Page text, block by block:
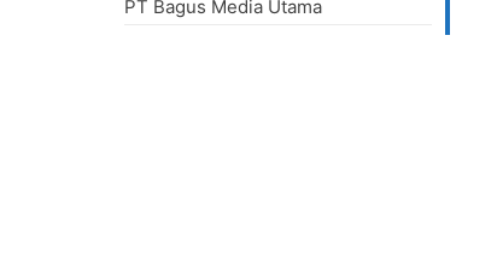
PT Bagus Media Utama